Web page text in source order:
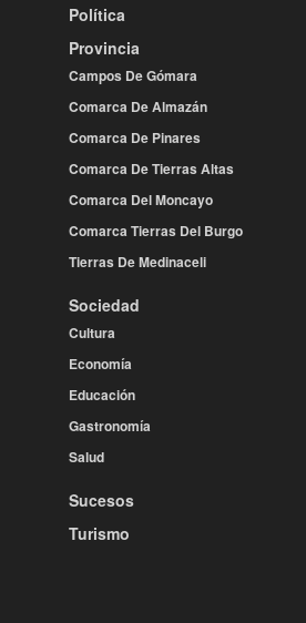
Política
Provincia
Campos De Gómara
Comarca De Almazán
Comarca De Pinares
Comarca De Tierras Altas
Comarca Del Moncayo
Comarca Tierras Del Burgo
Tierras De Medinaceli
Sociedad
Cultura
Economía
Educación
Gastronomía
Salud
Sucesos
Turismo